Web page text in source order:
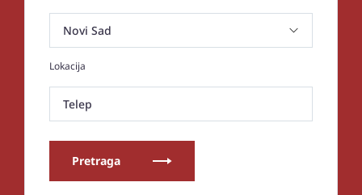
Lokacija
Telep
Pretraga